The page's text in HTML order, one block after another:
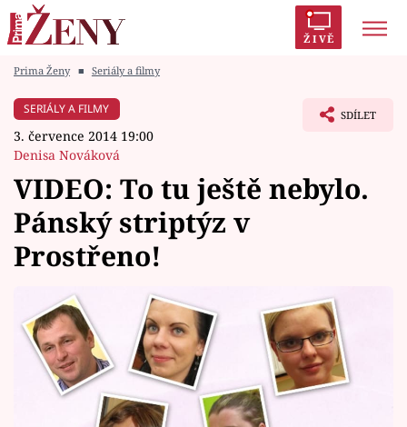
ŽIVĚ
Módní alarm
Témata
Celebrity
Vztahy
Seriály
Horoskopy
Prima Ženy ■ Seriály a filmy
SERIÁLY A FILMY
3. července 2014 19:00
Denisa Nováková
SDÍLET
VIDEO: To tu ještě nebylo.
Pánský striptýz v
Prostřeno!